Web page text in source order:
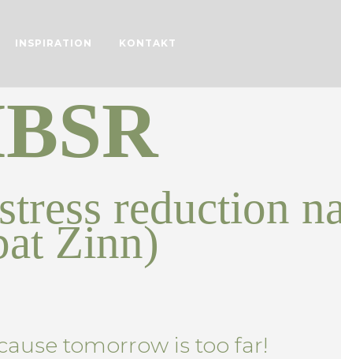
INSPIRATION KONTAKT
reduction
Zinn)
tomorrow is too far!